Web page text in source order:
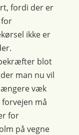
fordi der er
ikke er
blot
man nu vil
væk
må
for
på vegne